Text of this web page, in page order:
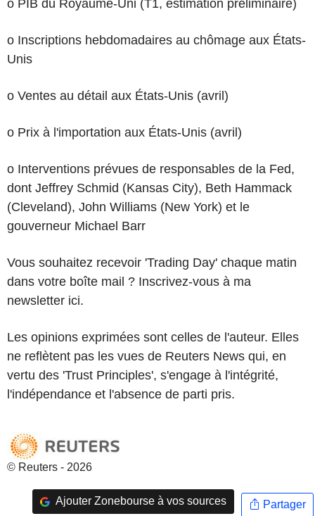
o PIB du Royaume-Uni (T1, estimation préliminaire)
o Inscriptions hebdomadaires au chômage aux États-
Unis
o Ventes au détail aux États-Unis (avril)
o Prix à l'importation aux États-Unis (avril)
o Interventions prévues de responsables de la Fed,
dont Jeffrey Schmid (Kansas City), Beth Hammack
(Cleveland), John Williams (New York) et le
gouverneur Michael Barr
Vous souhaitez recevoir 'Trading Day' chaque matin
dans votre boîte mail ? Inscrivez-vous à ma
newsletter ici.
Les opinions exprimées sont celles de l'auteur. Elles
ne reflètent pas les vues de Reuters News qui, en
vertu des 'Trust Principles', s'engage à l'intégrité,
l'indépendance et l'absence de parti pris.
© Reuters - 2026
Ajouter Zonebourse à vos sources Partager